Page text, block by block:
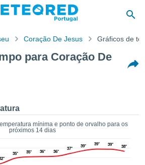
Coração De Jesus Gráficos de
para Coração De
mínima e ponto de orvalho para os
próximos 14 dias
35° 35° 36° 36°
37°
39° 39° 39° 38°